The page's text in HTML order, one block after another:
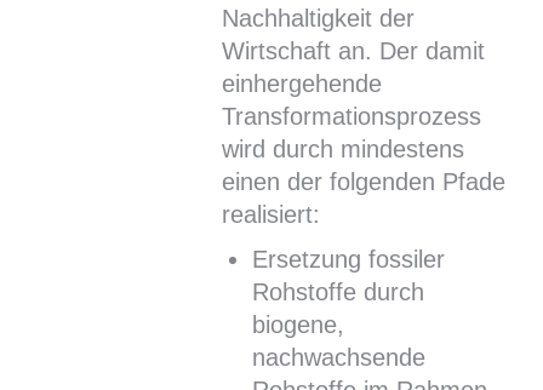
Nachhaltigkeit der
Wirtschaft an. Der damit
einhergehende
Transformationsprozess
wird durch mindestens
einen der folgenden Pfade
realisiert:
Ersetzung fossiler
Rohstoffe durch
biogene,
nachwachsende